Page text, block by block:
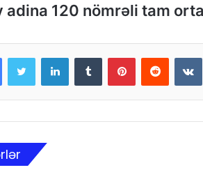
adina 120 nömrəli tam